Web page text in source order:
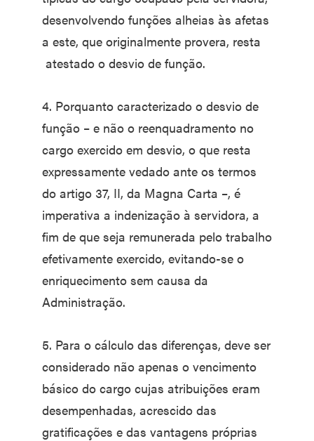
desenvolvendo funções alheias às afetas
a este, que originalmente provera, resta
atestado o desvio de função.
4. Porquanto caracterizado o desvio de
função – e não o reenquadramento no
cargo exercido em desvio, o que resta
expressamente vedado ante os termos
do artigo 37, II, da Magna Carta –, é
imperativa a indenização à servidora, a
fim de que seja remunerada pelo trabalho
efetivamente exercido, evitando-se o
enriquecimento sem causa da
Administração.
5. Para o cálculo das diferenças, deve ser
considerado não apenas o vencimento
básico do cargo cujas atribuições eram
desempenhadas, acrescido das
gratificações e das vantagens próprias